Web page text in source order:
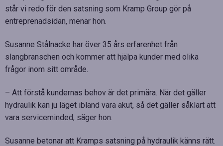
står vi redo för den satsning som Kramp Group gör på
entreprenadsidan, menar hon.
Susanne Stålnacke har över 35 års erfarenhet från
slangbranschen och kommer att hjälpa kunder med olika
frågor inom sitt område.
– Att förstå kundernas behov är det primära. När det gäller
hydraulik kan ju läget ibland vara akut, så det gäller såklart att
vara serviceminded, säger hon.
Susanne betonar att Kramps satsning på hydraulik känns rätt.